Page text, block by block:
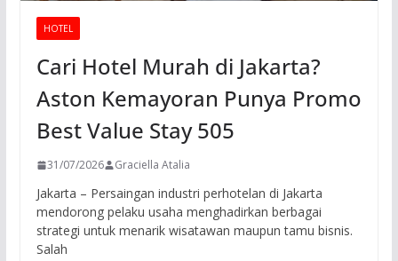
HOTEL
Cari Hotel Murah di Jakarta?
Aston Kemayoran Punya Promo
Best Value Stay 505
31/07/2026 Graciella Atalia
Jakarta – Persaingan industri perhotelan di Jakarta
mendorong pelaku usaha menghadirkan berbagai
strategi untuk menarik wisatawan maupun tamu bisnis.
Salah